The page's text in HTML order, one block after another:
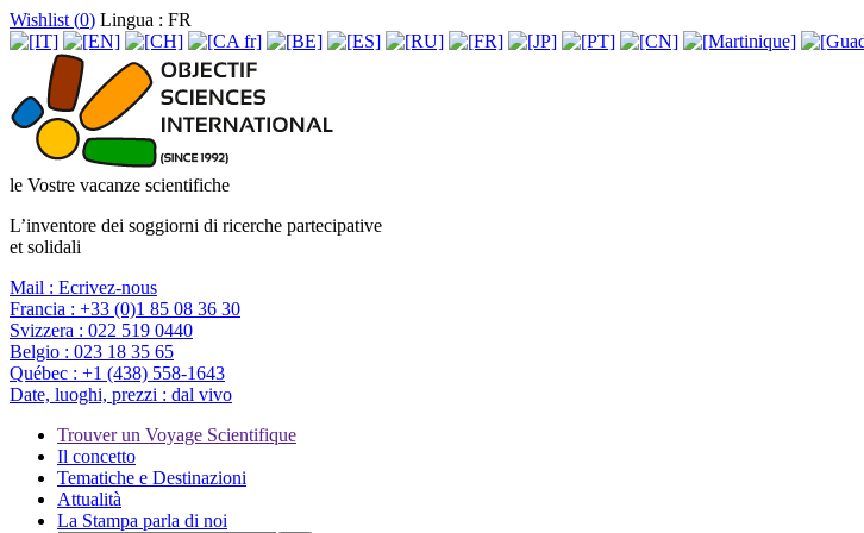
Wishlist (0) Lingua : FR
le Vostre vacanze scientifiche
L’inventore dei soggiorni di ricerche partecipative
et solidali
Mail : Ecrivez-nous
Francia : +33 (0)1 85 08 36 30
Svizzera : 022 519 0440
Belgio : 023 18 35 65
Québec : +1 (438) 558-1643
Date, luoghi, prezzi : dal vivo
Trouver un Voyage Scientifique
Il concetto
Tematiche e Destinazioni
Attualità
La Stampa parla di noi